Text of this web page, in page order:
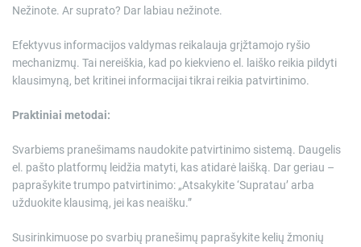
Nežinote. Ar suprato? Dar labiau nežinote.
Efektyvus informacijos valdymas reikalauja grįžtamojo ryšio
mechanizmų. Tai nereiškia, kad po kiekvieno el. laiško reikia pildyti
klausimyną, bet kritinei informacijai tikrai reikia patvirtinimo.
Praktiniai metodai:
Svarbiems pranešimams naudokite patvirtinimo sistemą. Daugelis
el. pašto platformų leidžia matyti, kas atidarė laišką. Dar geriau –
paprašykite trumpo patvirtinimo: „Atsakykite ‘Supratau’ arba
užduokite klausimą, jei kas neaišku.”
Susirinkimuose po svarbių pranešimų paprašykite kelių žmonių